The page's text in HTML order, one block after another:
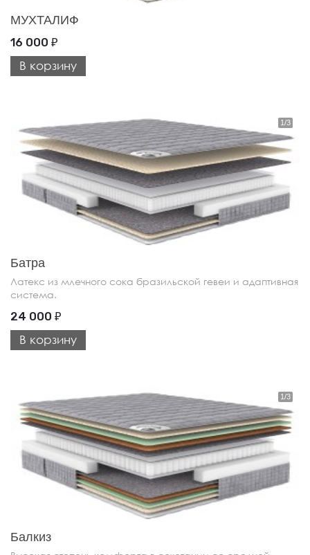
МУХТАЛИФ
16 000 ₽
В корзину
Батра
Латекс из млечного сока бразильской гевеи и адаптивная
система.
24 000 ₽
В корзину
Балкиз